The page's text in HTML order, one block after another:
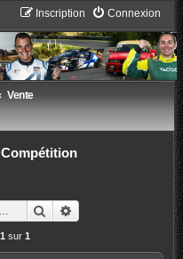
Connexion
Inscription
Vente
RechercherRecherche avancée
1 sur 1